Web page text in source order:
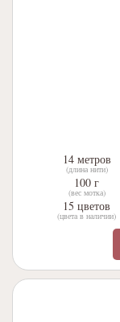
14 метров
(длина нити)
100 г
(вес мотка)
15 цветов
(цвета в наличии)